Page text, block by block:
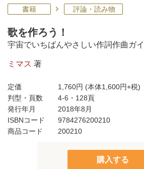
書籍 評論・読み物
歌を作ろう！
宇宙でいちばんやさしい作詞作曲ガ
ミマス 著
定価 1,760円 (本体1,600円+税)
判型・頁数
4-6・128頁
発行年月
2018年8月
ISBNコード
9784276200210
商品コード
200210
購入する